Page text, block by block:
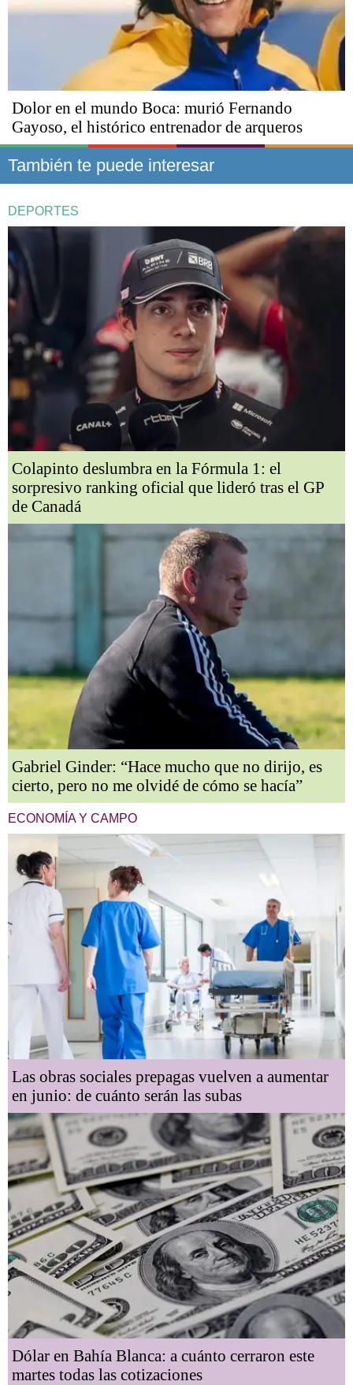
Dolor en el mundo Boca: murió Fernando
Gayoso, el histórico entrenador de arqueros
También te puede interesar
DEPORTES
Colapinto deslumbra en la Fórmula 1: el
sorpresivo ranking oficial que lideró tras el GP
de Canadá
Gabriel Ginder: “Hace mucho que no dirijo, es
cierto, pero no me olvidé de cómo se hacía”
ECONOMÍA Y CAMPO
Las obras sociales prepagas vuelven a aumentar
en junio: de cuánto serán las subas
Dólar en Bahía Blanca: a cuánto cerraron este
martes todas las cotizaciones